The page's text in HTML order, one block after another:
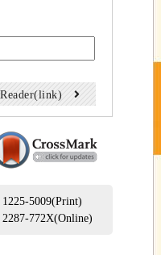
5009(Print)
772X(Online)